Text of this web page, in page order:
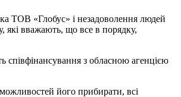
ТОВ «Глобус» і незадоволення людей
які вважають, що все в порядку,
співфінансування з обласною агенцією
його прибирати, всі